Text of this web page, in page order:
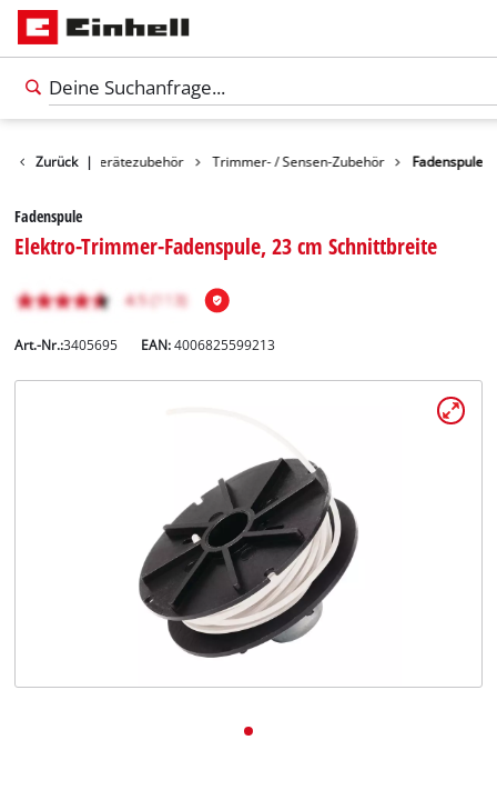
Zurück |
Gartengerätezubehör Trimmer- / Sensen-Zubehör Fadenspule
Fadenspule
Elektro-Trimmer-Fadenspule, 23 cm Schnittbreite
Art.-Nr.:3405695 EAN:4006825599213